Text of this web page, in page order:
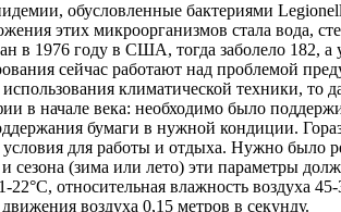
обусловленные бактериями
этих микроорганизмов стала вода,
в 1976 году в США, тогда заболело 182,
сейчас работают над проблемой
климатической техники, то
в начале века: необходимо было
бумаги в нужной кондиции.
для работы и отдыха. Нужно было
сезона (зима или лето) эти параметры
относительная влажность воздуха
воздуха 0,15 метров в секунду.